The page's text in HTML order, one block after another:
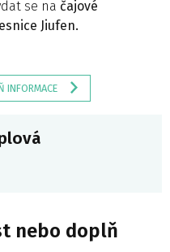
se na čajové
Jiufen.
INFORMACE
nebo doplň